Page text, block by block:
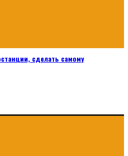
сделать самому